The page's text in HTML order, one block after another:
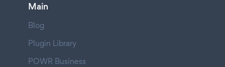
Main
Blog
Plugin Library
POWR Business